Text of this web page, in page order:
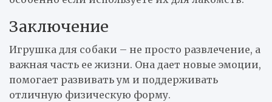
Заключение
Игрушка для собаки – не просто развлечение, а
важная часть ее жизни. Она дает новые эмоции,
помогает развивать ум и поддерживать
отличную физическую форму.